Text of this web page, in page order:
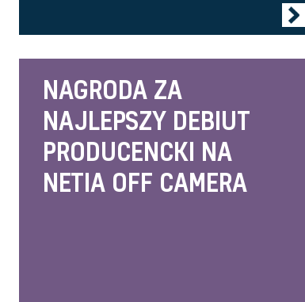
NAGRODA ZA
NAJLEPSZY DEBIUT
PRODUCENCKI NA
NETIA OFF CAMERA